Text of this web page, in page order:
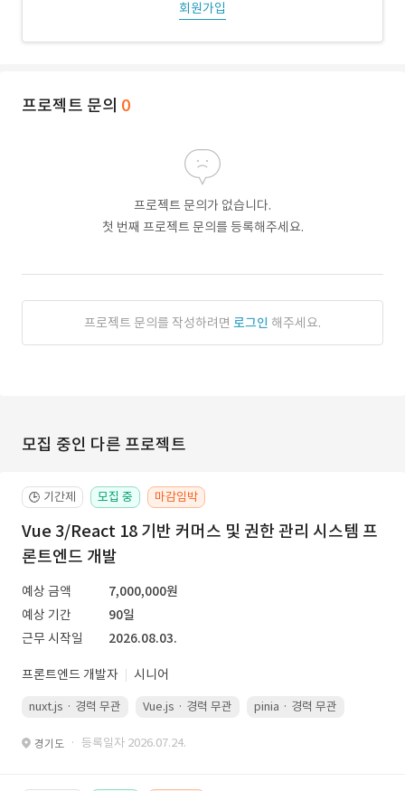
회원가입
프로젝트 문의 0
프로젝트 문의가 없습니다.
첫 번째 프로젝트 문의를 등록해주세요.
프로젝트 문의를 작성하려면 로그인 해주세요.
모집 중인 다른 프로젝트
🕒 기간제 모집 중 마감임박
Vue 3/React 18 기반 커머스 및 권한 관리 시스템 프
론트엔드 개발
예상 금액
7,000,000원
예상 기간
90일
근무 시작일
2026.08.03.
프론트엔드 개발자 시니어
nuxt.js · 경력 무관 Vue.js · 경력 무관 pinia · 경력 무관
경기도 · 등록일자 2026.07.24.